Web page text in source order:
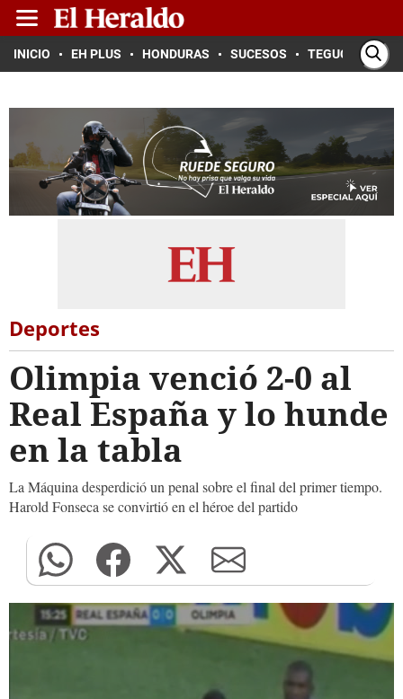
INICIO EH PLUS HONDURAS SUCESOS TEGUCIGALPA
Deportes
Olimpia venció 2-0 al
Real España y lo hunde
en la tabla
La Máquina desperdició un penal sobre el final del primer tiempo.
Harold Fonseca se convirtió en el héroe del partido
seconds
of